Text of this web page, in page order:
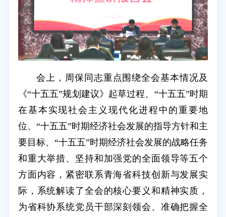
会上，周保同志重点围绕全会基本情况及
《“十五五”规划建议》起草过程、“十五五”时期
在基本实现社会主义现代化进程中的重要地
位、“十五五”时期经济社会发展的指导方针和主
要目标、“十五五”时期经济社会发展的战略任务
和重大举措、坚持和加强党的全面领导等五个
方面内容，紧密联系青海省科技创新与发展实
际，系统解读了全会的核心要义和精神实质，
为省科协系统党员干部深刻领会、准确把握全